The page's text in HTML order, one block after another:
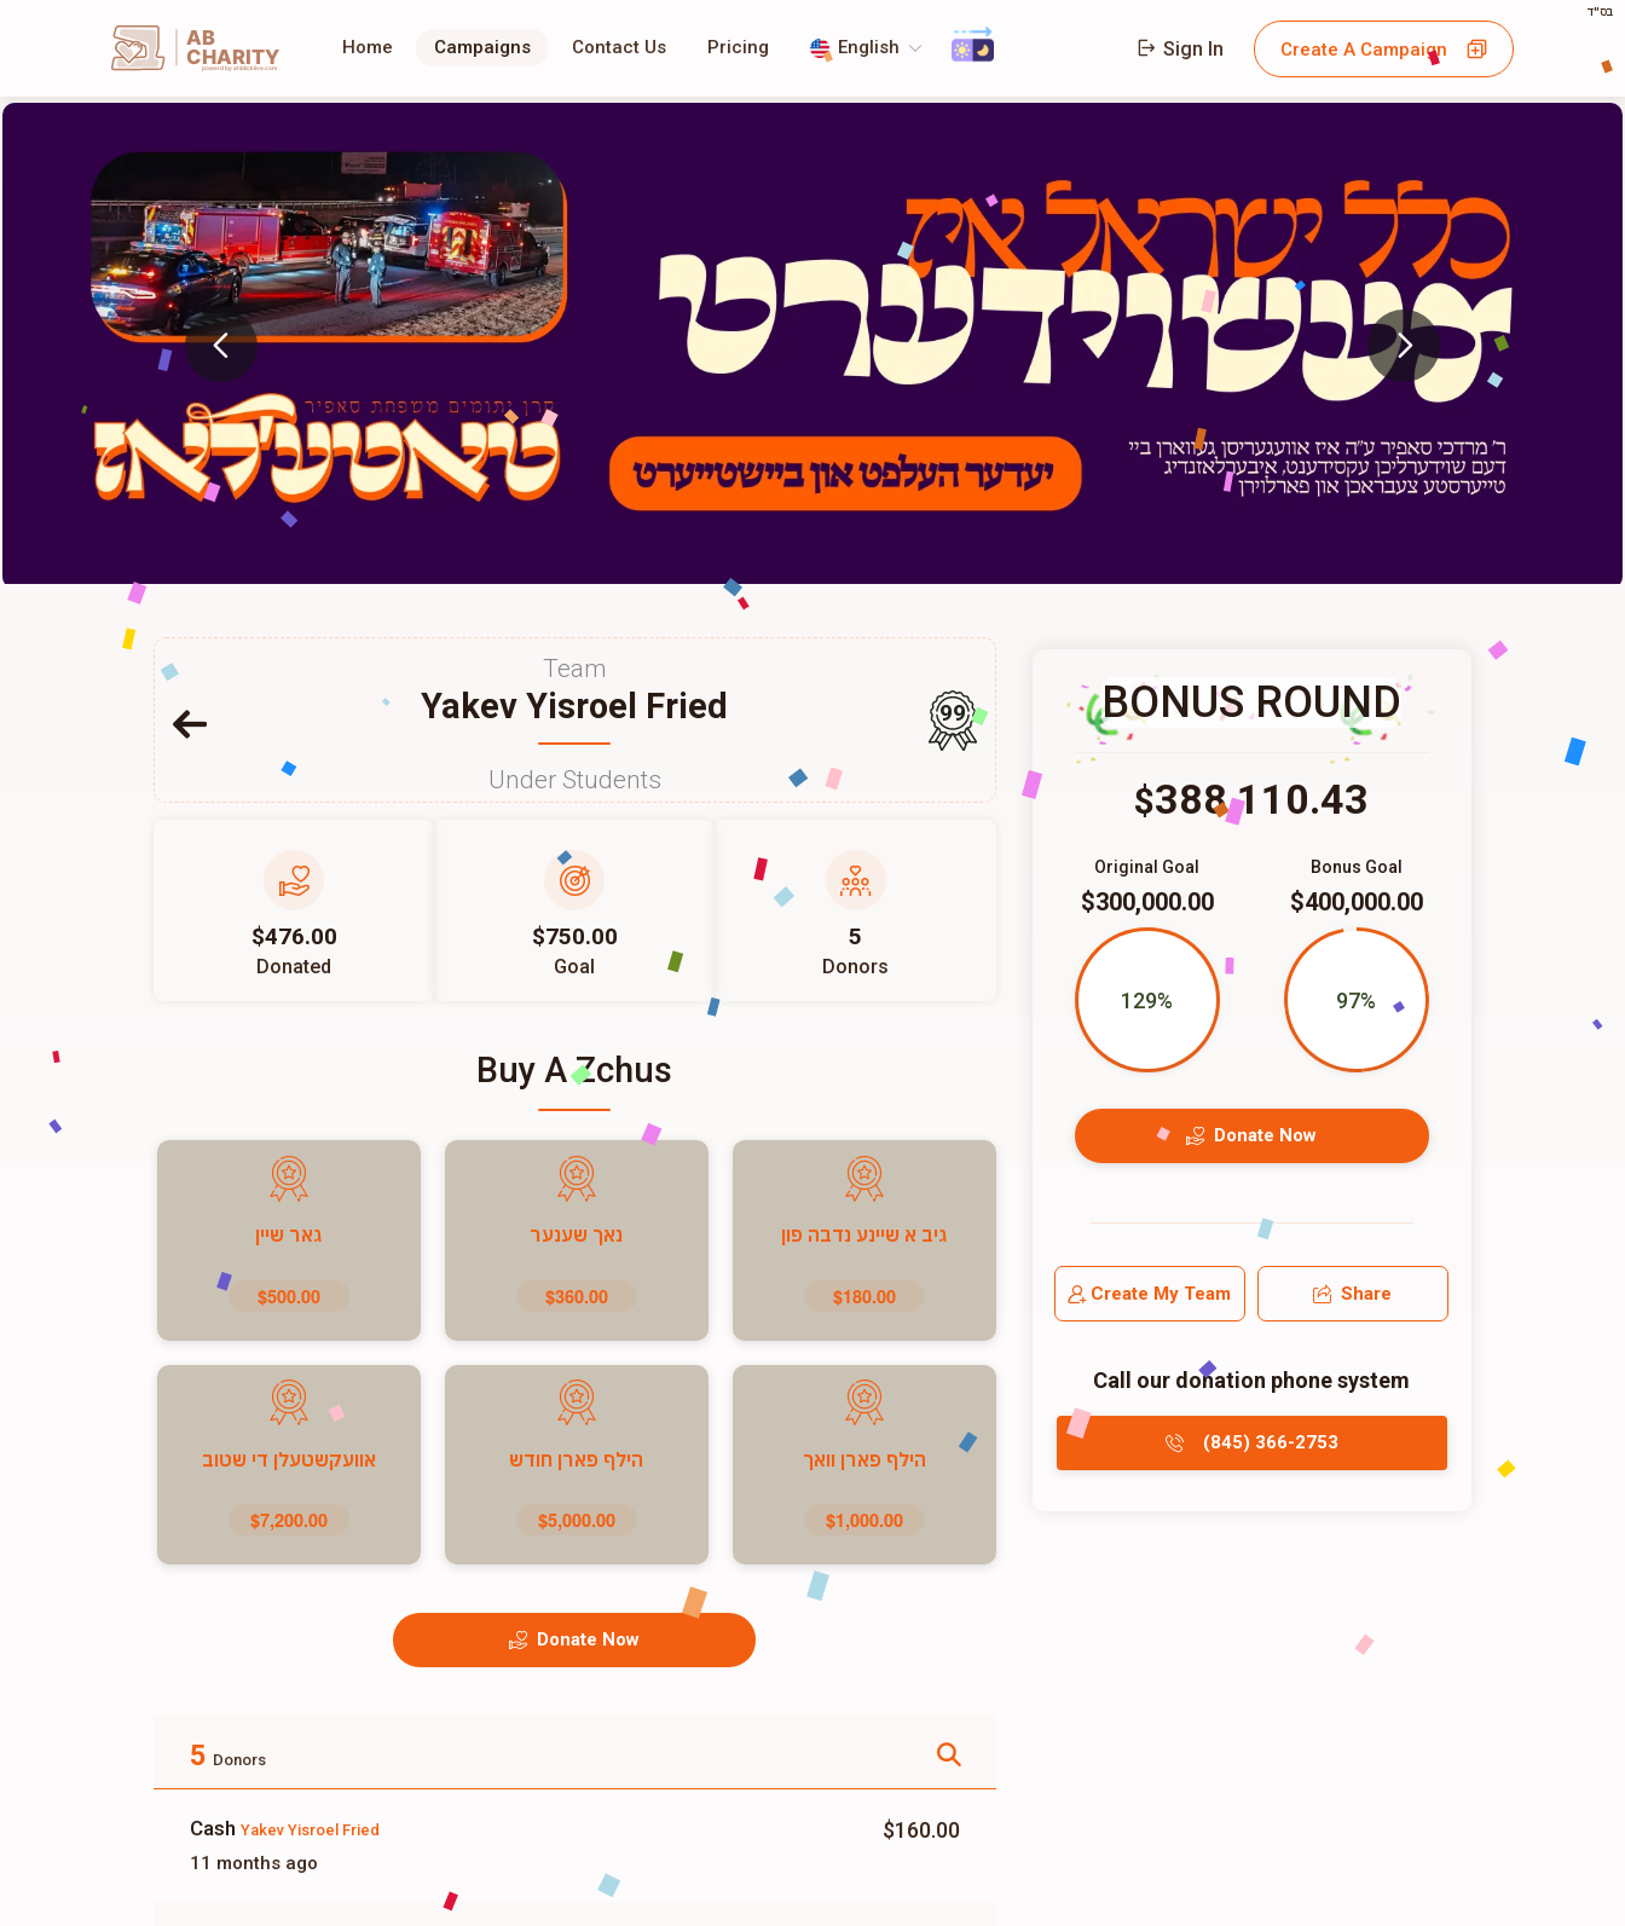
בס"ד
AB
CHARITY
powerd by ahblicklive.com
Home Campaigns Contact Us Pricing English Sign In Create A Campaign
Team
Yakev Yisroel Fried
Under Students
99
$476.00
Donated
$750.00
Goal
5
Donors
Buy A Zchus
גיב א שיינע נדבה פון
$180.00
נאך שענער
$360.00
גאר שיין
$500.00
הילף פארן וואך
$1,000.00
הילף פארן חודש
$5,000.00
אוועקשטעלן די שטוב
$7,200.00
Donate Now
5 Donors
Cash Yakev Yisroel Fried
11 months ago
$160.00
BONUS ROUND
$388,110.43
Bonus Goal
$400,000.00
97%
Original Goal
$300,000.00
129%
Donate Now
Create My Team Share
Call our donation phone system
(845) 366-2753